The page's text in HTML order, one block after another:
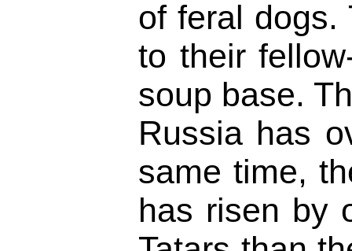
of feral dogs.
to their
soup base.
Russia has
same time,
has risen by